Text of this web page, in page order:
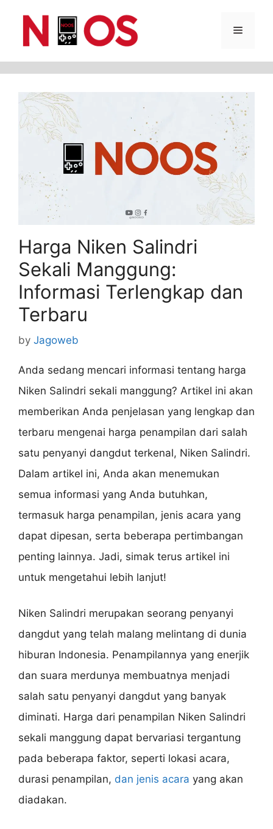
Menu
Harga Niken Salindri
Sekali Manggung:
Informasi Terlengkap dan
Terbaru
by Jagoweb
Anda sedang mencari informasi tentang harga
Niken Salindri sekali manggung? Artikel ini akan
memberikan Anda penjelasan yang lengkap dan
terbaru mengenai harga penampilan dari salah
satu penyanyi dangdut terkenal, Niken Salindri.
Dalam artikel ini, Anda akan menemukan
semua informasi yang Anda butuhkan,
termasuk harga penampilan, jenis acara yang
dapat dipesan, serta beberapa pertimbangan
penting lainnya. Jadi, simak terus artikel ini
untuk mengetahui lebih lanjut!
Niken Salindri merupakan seorang penyanyi
dangdut yang telah malang melintang di dunia
hiburan Indonesia. Penampilannya yang enerjik
dan suara merdunya membuatnya menjadi
salah satu penyanyi dangdut yang banyak
diminati. Harga dari penampilan Niken Salindri
sekali manggung dapat bervariasi tergantung
pada beberapa faktor, seperti lokasi acara,
durasi penampilan, dan jenis acara yang akan
diadakan.